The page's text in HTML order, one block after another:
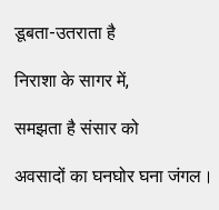
डूबता-उतराता है
निराशा के सागर में,
समझता है संसार को
अवसादों का घनघोर घना जंगल।